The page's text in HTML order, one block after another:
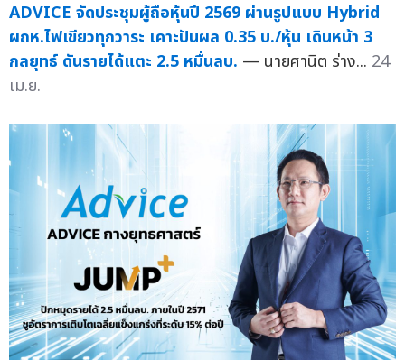
ADVICE จัดประชุมผู้ถือหุ้นปี 2569 ผ่านรูปแบบ Hybrid
ผถห.ไฟเขียวทุกวาระ เคาะปันผล 0.35 บ./หุ้น เดินหน้า 3
กลยุทธ์ ดันรายได้แตะ 2.5 หมื่นลบ. — นายศานิต ร่าง... 24
เม.ย.